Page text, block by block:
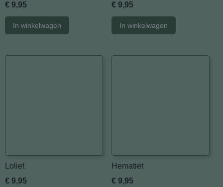
€ 9,95
In winkelwagen
€ 9,95
In winkelwagen
Loliet
€ 9,95
Hematiet
€ 9,95